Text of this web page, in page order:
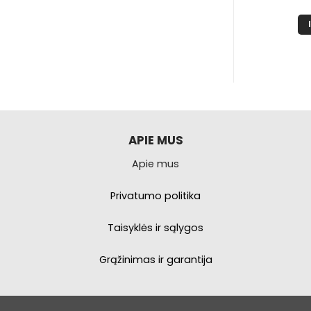
APIE MUS
Apie mus
Privatumo politika
Taisyklės ir sąlygos
Grąžinimas ir garantija